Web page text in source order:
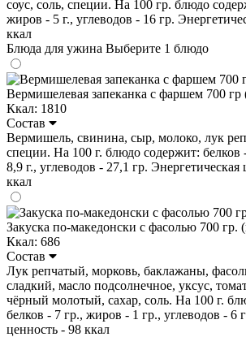
соус, соль, специи. На 100 гр. блюдо
жиров - 5 г., углеводов - 16 гр.
ккал
Блюда для ужина Выберите 1 блюдо
Вермишелевая запеканка с фаршем 700 гр
Ккал: 1810
Состав
Вермишель, свинина, сыр, молоко, лук
специи. На 100 г. блюдо содержит: белков
8,9 г., углеводов - 27,1 гр. Энергетическая
ккал
Закуска по-македонски с фасолью 700 гр.
Ккал: 686
Состав
Лук репчатый, морковь, баклажаны,
сладкий, масло подсолнечное, уксус,
чёрный молотый, сахар, соль. На 100 г.
белков - 7 гр., жиров - 1 гр., углеводов - 6
ценность - 98 ккал